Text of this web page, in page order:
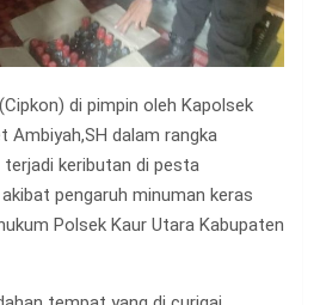
di pimpin oleh Kapolsek
Ambiyah,SH dalam rangka
keributan di pesta
pengaruh minuman keras
Polsek Kaur Utara Kabupaten